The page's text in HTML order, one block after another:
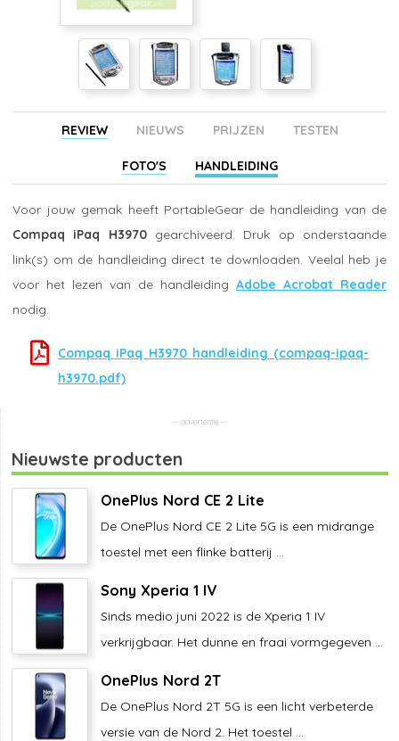
REVIEW NIEUWS PRIJZEN TESTEN
FOTO'S HANDLEIDING
Voor jouw gemak heeft PortableGear de handleiding van de
Compaq iPaq H3970gearchiveerd. Druk op onderstaande
link(s) om de handleiding direct te downloaden. Veelal heb je
voor het lezen van de handleiding Adobe Acrobat Reader
nodig.
Compaq iPaq H3970 handleiding (compaq-ipaq-
h3970.pdf)
Nieuwste producten
OnePlus Nord CE 2 Lite
De OnePlus Nord CE 2 Lite 5G is een midrange
toestel met een flinke batterij ...
Sony Xperia 1 IV
Sinds medio juni 2022 is de Xperia 1 IV
verkrijgbaar. Het dunne en fraai vormgegeven ...
OnePlus Nord 2T
De OnePlus Nord 2T 5G is een licht verbeterde
versie van de Nord 2. Het toestel ...